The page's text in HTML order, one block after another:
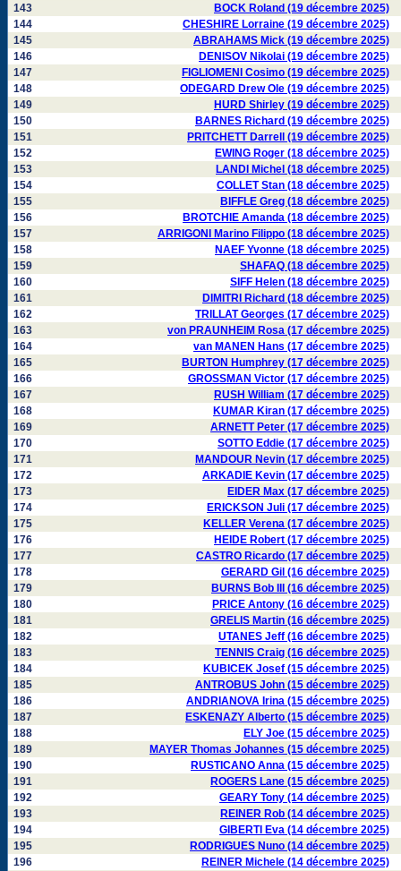
143
BOCK Roland (19 décembre 2025)
144
CHESHIRE Lorraine (19 décembre 2025)
145
ABRAHAMS Mick (19 décembre 2025)
146
DENISOV Nikolai (19 décembre 2025)
147
FIGLIOMENI Cosimo (19 décembre 2025)
148
ODEGARD Drew Ole (19 décembre 2025)
149
HURD Shirley (19 décembre 2025)
150
BARNES Richard (19 décembre 2025)
151
PRITCHETT Darrell (19 décembre 2025)
152
EWING Roger (18 décembre 2025)
153
LANDI Michel (18 décembre 2025)
154
COLLET Stan (18 décembre 2025)
155
BIFFLE Greg (18 décembre 2025)
156
BROTCHIE Amanda (18 décembre 2025)
157
ARRIGONI Marino Filippo (18 décembre 2025)
158
NAEF Yvonne (18 décembre 2025)
159
SHAFAQ (18 décembre 2025)
160
SIFF Helen (18 décembre 2025)
161
DIMITRI Richard (18 décembre 2025)
162
TRILLAT Georges (17 décembre 2025)
163
von PRAUNHEIM Rosa (17 décembre 2025)
164
van MANEN Hans (17 décembre 2025)
165
BURTON Humphrey (17 décembre 2025)
166
GROSSMAN Victor (17 décembre 2025)
167
RUSH William (17 décembre 2025)
168
KUMAR Kiran (17 décembre 2025)
169
ARNETT Peter (17 décembre 2025)
170
SOTTO Eddie (17 décembre 2025)
171
MANDOUR Nevin (17 décembre 2025)
172
ARKADIE Kevin (17 décembre 2025)
173
EIDER Max (17 décembre 2025)
174
ERICKSON Juli (17 décembre 2025)
175
KELLER Verena (17 décembre 2025)
176
HEIDE Robert (17 décembre 2025)
177
CASTRO Ricardo (17 décembre 2025)
178
GERARD Gil (16 décembre 2025)
179
BURNS Bob III (16 décembre 2025)
180
PRICE Antony (16 décembre 2025)
181
GRELIS Martin (16 décembre 2025)
182
UTANES Jeff (16 décembre 2025)
183
TENNIS Craig (16 décembre 2025)
184
KUBICEK Josef (15 décembre 2025)
185
ANTROBUS John (15 décembre 2025)
186
ANDRIANOVA Irina (15 décembre 2025)
187
ESKENAZY Alberto (15 décembre 2025)
188
ELY Joe (15 décembre 2025)
189
MAYER Thomas Johannes (15 décembre 2025)
190
RUSTICANO Anna (15 décembre 2025)
191
ROGERS Lane (15 décembre 2025)
192
GEARY Tony (14 décembre 2025)
193
REINER Rob (14 décembre 2025)
194
GIBERTI Eva (14 décembre 2025)
195
RODRIGUES Nuno (14 décembre 2025)
196
REINER Michele (14 décembre 2025)